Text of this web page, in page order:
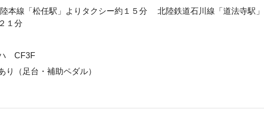
本線「松任駅」よりタクシー約１５分 北陸鉄道石川線「道法寺駅
１分
ハ CF3F
り（足台・補助ペダル）